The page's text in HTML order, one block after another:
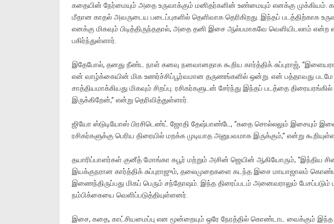
கதையின் நேர்மையும் அதை உருவாக்கும் மனிதர்களின் உண்மையும் எனக்கு முக்கியம்.
மீதான காதல் அவருடைய படைப்புகளில் தெளிவாக தெரிகிறது. இந்தப் படத்திற்காக
எனக்கு மிகவும் பிடித்திருந்ததால், அதை தனி இசை ஆல்பமாகவே வெளியிடலாம்
பகிர்ந்துள்ளார்.
இதேபோல், தனது நீண்ட நாள் கனவு நனவானதாக கூறிய கார்த்திக் சுப்புராஜ்,
என் வாழ்க்கையின் மிக உணர்ச்சிப்பூர்வமான தருணங்களில் ஒன்று. என் பத்தாவது
சாத்தியமாக்கியது மிகவும் சிறப்பு. ரசிகர்களுடன் சேர்ந்து இந்தப் படத்தை
இருக்கிறேன்,” என்று தெரிவித்துள்ளார்.
ஜியோ ஸ்டுடியோஸ் பிரசிடெண்ட் ஜோதி தேஷ்பாண்டே, “கதை சொல்லலும் இசையும்
ரசிகர்களுக்கு பெரிய திரையில் மறக்க முடியாத அனுபவமாக இருக்கும்,” என்று
தயாரிப்பாளர்கள் குனீத் மோங்கா கபூர் மற்றும் அசின் ஜெயின் ஆகியோரும், “இந்திய
இயக்குநரான கார்த்திக் சுப்புராஜும், தலைமுறைகளை கடந்த இசை மாயாஜாலம்
இணைந்திருப்பது மிகப் பெரும் சந்தோஷம். இந்த திரைப்படம் அனைவராலும் பேசப்படும்
நம்பிக்கையை வெளிப்படுத்தியுள்ளனர்.
இசை, கதை, காட்சியமைப்பு என மூன்றையும் ஒரே நேரத்தில் கொண்டாட வைக்கும் இந்த